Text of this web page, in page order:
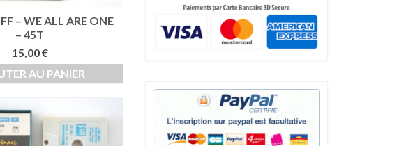
– WE ALL ARE ONE
– 45T
15,00€
AU PANIER